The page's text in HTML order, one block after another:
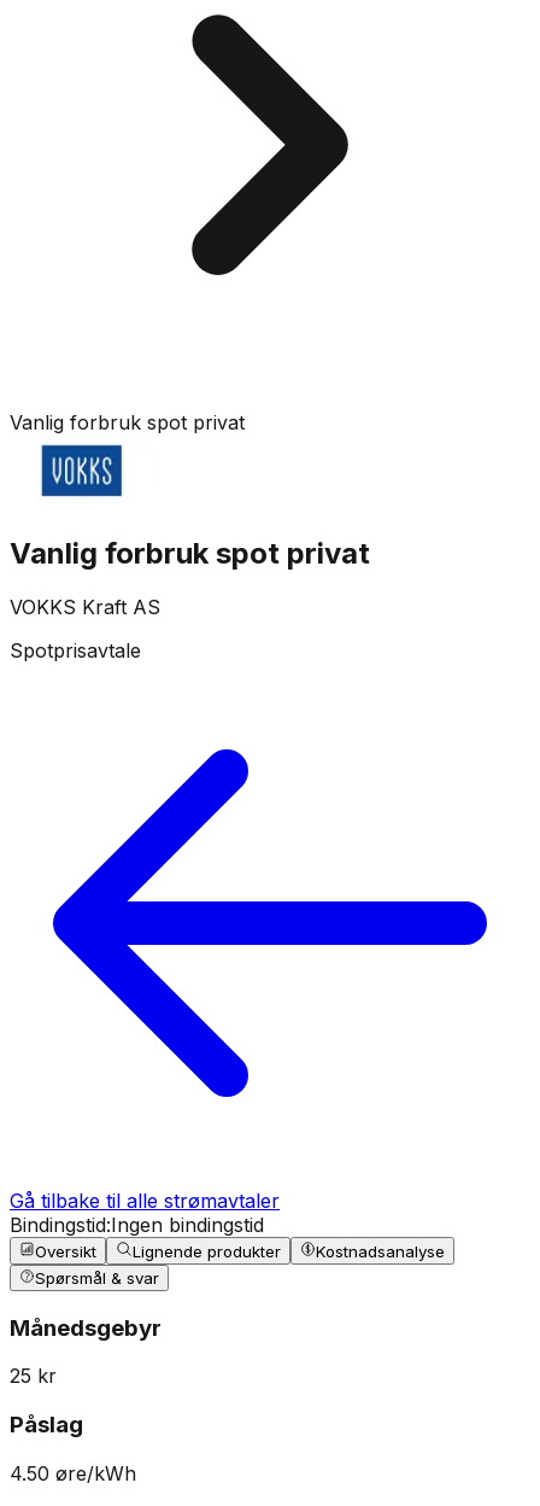
Vanlig forbruk spot privat
Vanlig forbruk spot privat
VOKKS Kraft AS
Spotprisavtale
Gå tilbake til alle strømavtaler
Bindingstid:Ingen bindingstid
Oversikt Lignende produkter
Kostnadsanalyse
Spørsmål & svar
Månedsgebyr
25 kr
Påslag
4.50 øre/kWh